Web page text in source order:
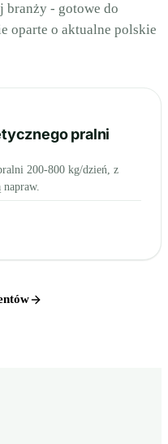
branży - gotowe do
oparte o aktualne polskie
pralni
200-800 kg/dzień, z